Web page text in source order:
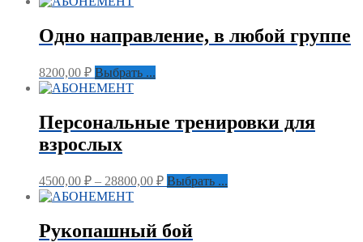
Одно направление, в любой группе
8200,00 ₽ Выбрать ...
Персональные тренировки для
взрослых
4500,00 ₽ – 28800,00 ₽ Выбрать ...
Рукопашный бой